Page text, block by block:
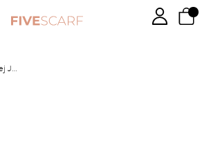
Fivescarf Bej Junset Şal